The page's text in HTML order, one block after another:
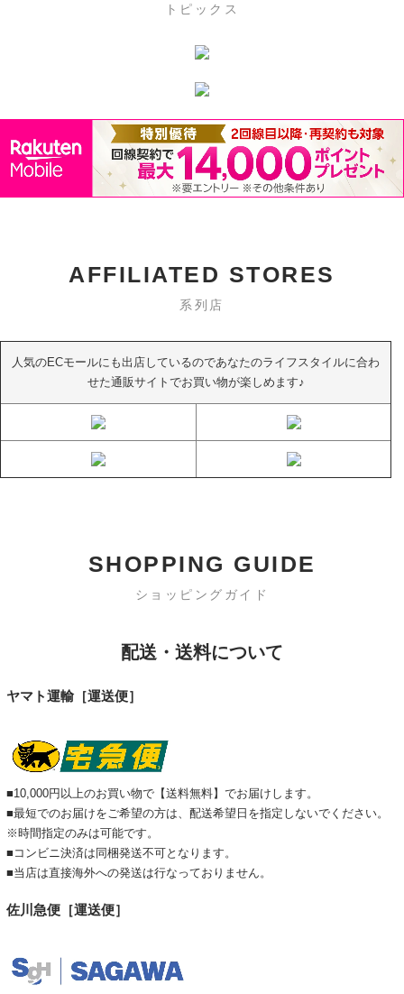
トピックス
AFFILIATED STORES
系列店
人気のECモールにも出店しているのであなたのライフスタイルに合わ
せた通販サイトでお買い物が楽しめます♪
SHOPPING GUIDE
ショッピングガイド
配送・送料について
ヤマト運輸［運送便］
■10,000円以上のお買い物で【送料無料】でお届けします。
■最短でのお届けをご希望の方は、配送希望日を指定しないでください。
※時間指定のみは可能です。
■コンビニ決済は同梱発送不可となります。
■当店は直接海外への発送は行なっておりません。
佐川急便［運送便］